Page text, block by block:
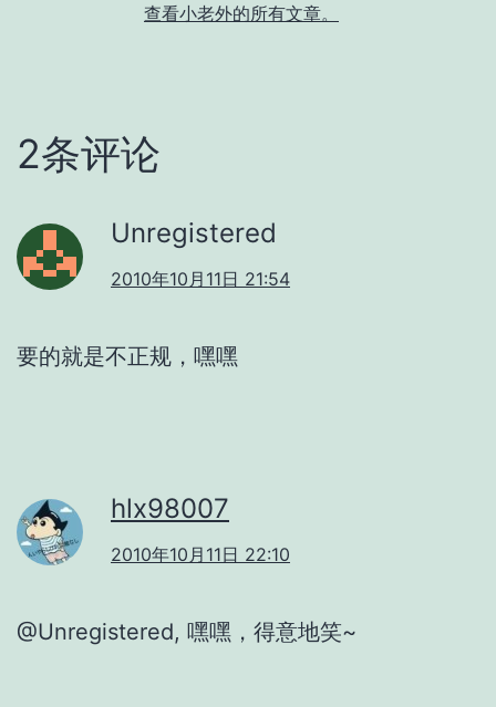
查看小老外的所有文章。
2条评论
Unregistered
2010年10月11日 21:54
要的就是不正规，嘿嘿
hlx98007
2010年10月11日 22:10
@Unregistered, 嘿嘿，得意地笑~